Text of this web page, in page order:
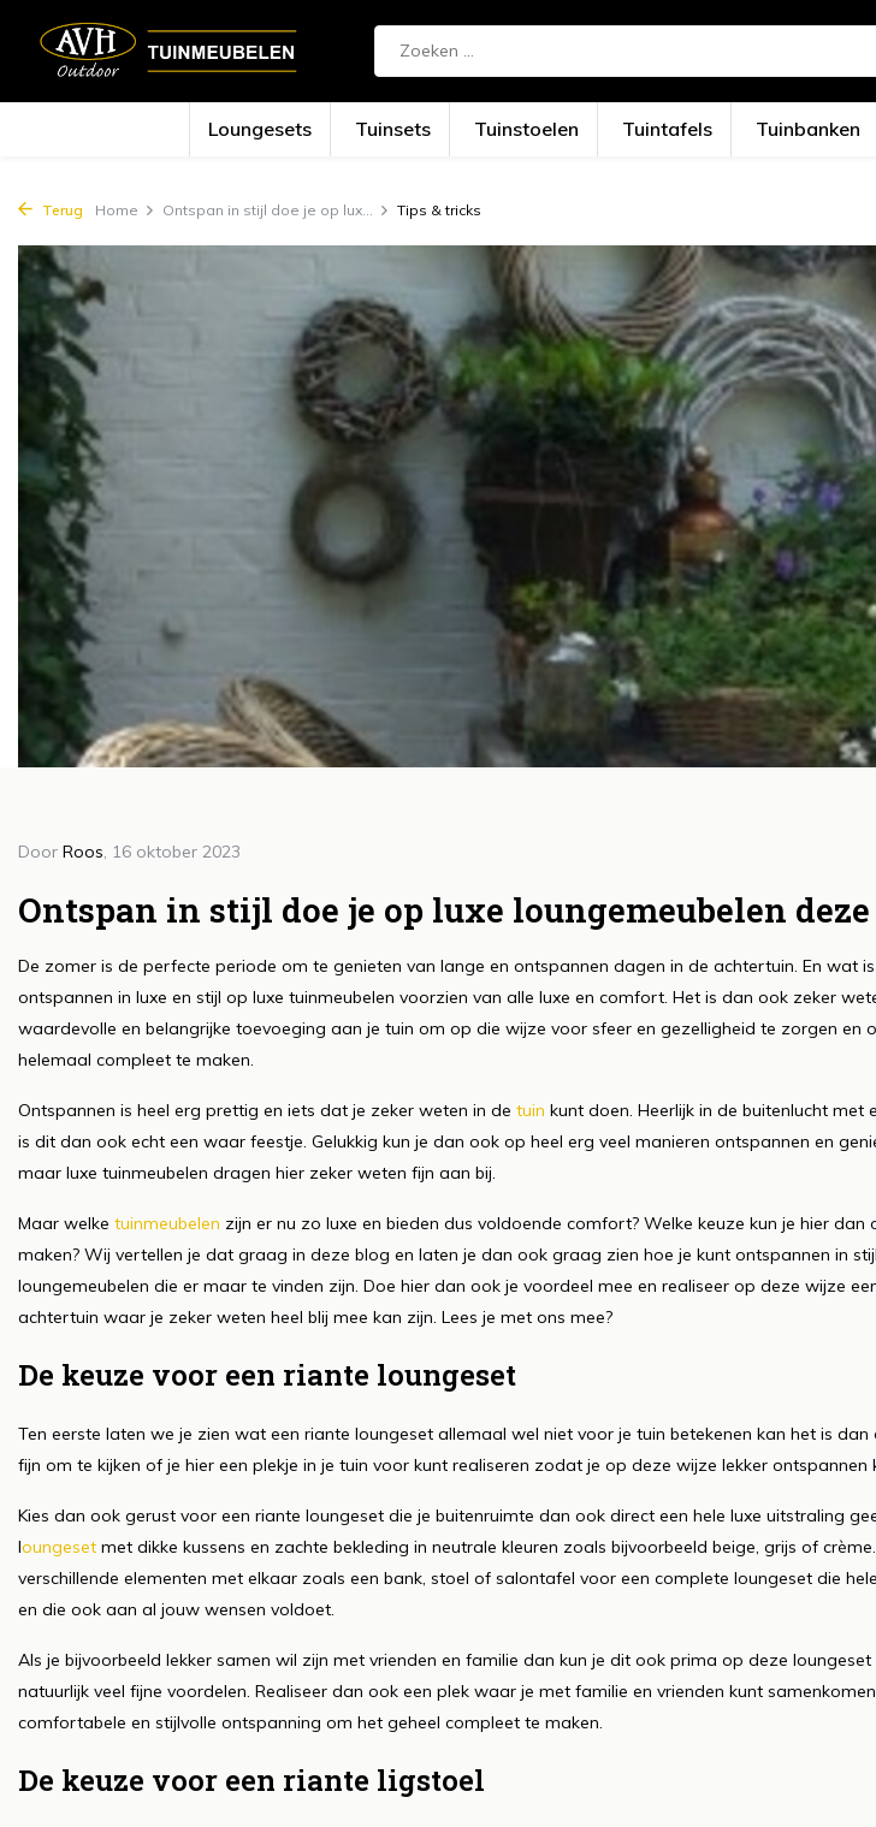
Loungesets Tuinsets Tuinstoelen Tuintafels Tuinbanken
Terug Home Ontspan in stijl doe je op lux... Tips & tricks
Door Roos, 16 oktober 2023
Ontspan in stijl doe je op luxe loungemeubelen
De zomer is de perfecte periode om te genieten van lange en ontspannen dagen in de achtertuin. En wat
ontspannen in luxe en stijl op luxe tuinmeubelen voorzien van alle luxe en comfort. Het is dan ook zeker
waardevolle en belangrijke toevoeging aan je tuin om op die wijze voor sfeer en gezelligheid te zorgen en
helemaal compleet te maken.
Ontspannen is heel erg prettig en iets dat je zeker weten in de tuin kunt doen. Heerlijk in de buitenlucht met
is dit dan ook echt een waar feestje. Gelukkig kun je dan ook op heel erg veel manieren ontspannen en
maar luxe tuinmeubelen dragen hier zeker weten fijn aan bij.
Maar welke tuinmeubelen zijn er nu zo luxe en bieden dus voldoende comfort? Welke keuze kun je hier dan
maken? Wij vertellen je dat graag in deze blog en laten je dan ook graag zien hoe je kunt ontspannen in
loungemeubelen die er maar te vinden zijn. Doe hier dan ook je voordeel mee en realiseer op deze wijze
achtertuin waar je zeker weten heel blij mee kan zijn. Lees je met ons mee?
De keuze voor een riante loungeset
Ten eerste laten we je zien wat een riante loungeset allemaal wel niet voor je tuin betekenen kan het is dan
fijn om te kijken of je hier een plekje in je tuin voor kunt realiseren zodat je op deze wijze lekker ontspannen
Kies dan ook gerust voor een riante loungeset die je buitenruimte dan ook direct een hele luxe uitstraling
loungeset met dikke kussens en zachte bekleding in neutrale kleuren zoals bijvoorbeeld beige, grijs of
verschillende elementen met elkaar zoals een bank, stoel of salontafel voor een complete loungeset die
en die ook aan al jouw wensen voldoet.
Als je bijvoorbeeld lekker samen wil zijn met vrienden en familie dan kun je dit ook prima op deze
natuurlijk veel fijne voordelen. Realiseer dan ook een plek waar je met familie en vrienden kunt
comfortabele en stijlvolle ontspanning om het geheel compleet te maken.
De keuze voor een riante ligstoel
Het creëren van
leefzones in de tuin:
comfort, functionaliteit
en sfeer